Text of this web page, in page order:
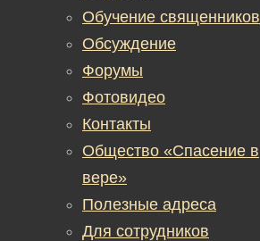
Обучение священников
Обсуждение
Форумы
Фотовидео
Контакты
Общество «Спасение в
вере»
Полезные адреса
Для сотрудников